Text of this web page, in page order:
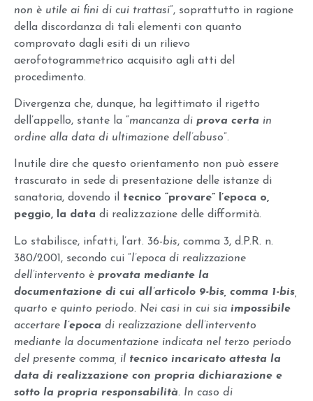
non è utile ai fini di cui trattasi”, soprattutto in ragione
della discordanza di tali elementi con quanto
comprovato dagli esiti di un rilievo
aerofotogrammetrico acquisito agli atti del
procedimento.
Divergenza che, dunque, ha legittimato il rigetto
dell’appello, stante la “mancanza di prova certa in
ordine alla data di ultimazione dell’abuso”.
Inutile dire che questo orientamento non può essere
trascurato in sede di presentazione delle istanze di
sanatoria, dovendo il tecnico “provare” l’epoca o,
peggio, la data di realizzazione delle difformità.
Lo stabilisce, infatti, l’art. 36-bis, comma 3, d.P.R. n.
380/2001, secondo cui “l’epoca di realizzazione
dell’intervento è provata mediante la
documentazione di cui all’articolo 9-bis, comma 1-bis
quarto e quinto periodo. Nei casi in cui sia impossibile
accertare l’epoca di realizzazione dell’intervento
mediante la documentazione indicata nel terzo periodo
del presente comma, il tecnico incaricato attesta la
data di realizzazione con propria dichiarazione e
sotto la propria responsabilità. In caso di